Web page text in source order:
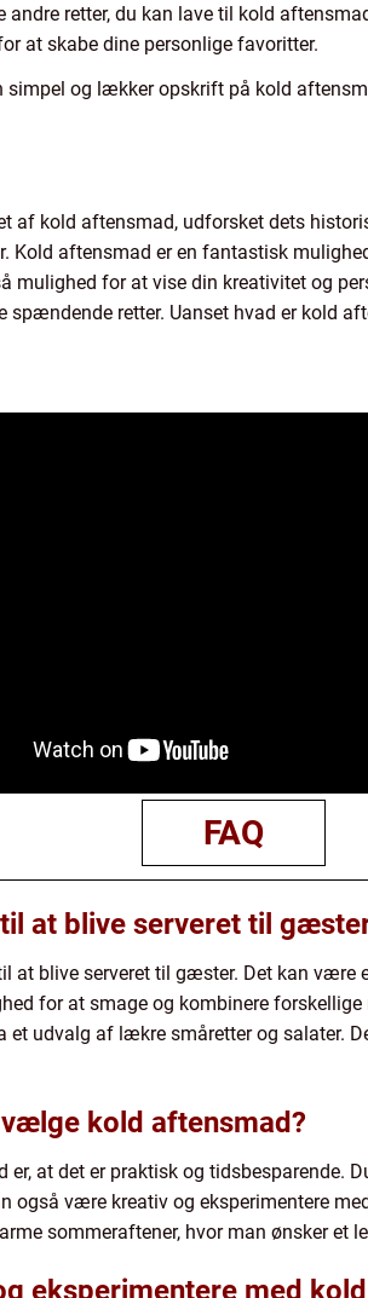
andre retter, du kan lave til kold
at skabe dine personlige favoritter.
simpel og lækker opskrift på kold
af kold aftensmad, udforsket dets
Kold aftensmad er en fantastisk
mulighed for at vise din kreativitet og
spændende retter. Uanset hvad er kold
FAQ
at blive serveret til
at blive serveret til gæster. Det kan
for at smage og kombinere forskellige
udvalg af lækre småretter og salater.
kold aftensmad?
at det er praktisk og tidsbesparende.
også være kreativ og eksperimentere
sommeraftener, hvor man ønsker et
eksperimentere med